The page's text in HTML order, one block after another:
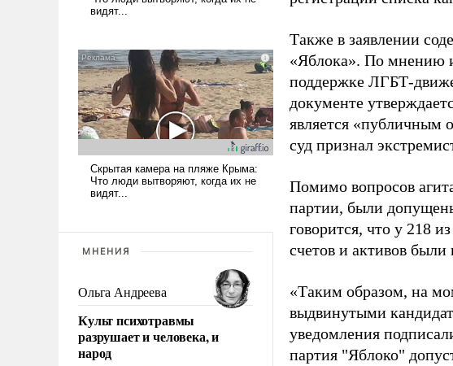
МНЕНИЯ
Ольга Андреева
Культ психотравмы
разрушает и человека, и
народ
Также в заявлении
«Яблока». По мнению
поддержке ЛГБТ-
документе
является «публичным
суд признал
Помимо вопросов
партии, были
говорится, что у 218
счетов и активов
«Таким образом, на
выдвинутыми
уведомления
партия "Яблоко"